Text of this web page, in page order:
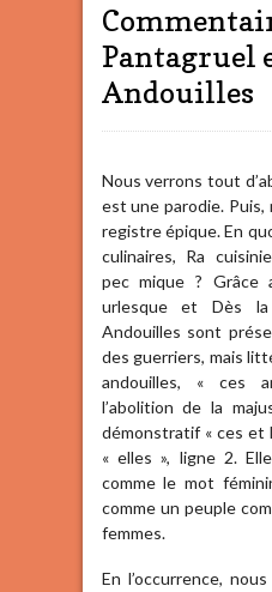
Pantagruel
Andouilles
Nous verrons tout
est une parodie.
registre épique. En
culinaires, Ra
pec mique ? Grâce
urlesque et Dès
Andouilles sont
des guerriers, mais
andouilles, « ces
l’abolition de la
démonstratif « ces et
« elles », ligne 2.
comme le mot
comme un peuple
femmes.
En l’occurrence,